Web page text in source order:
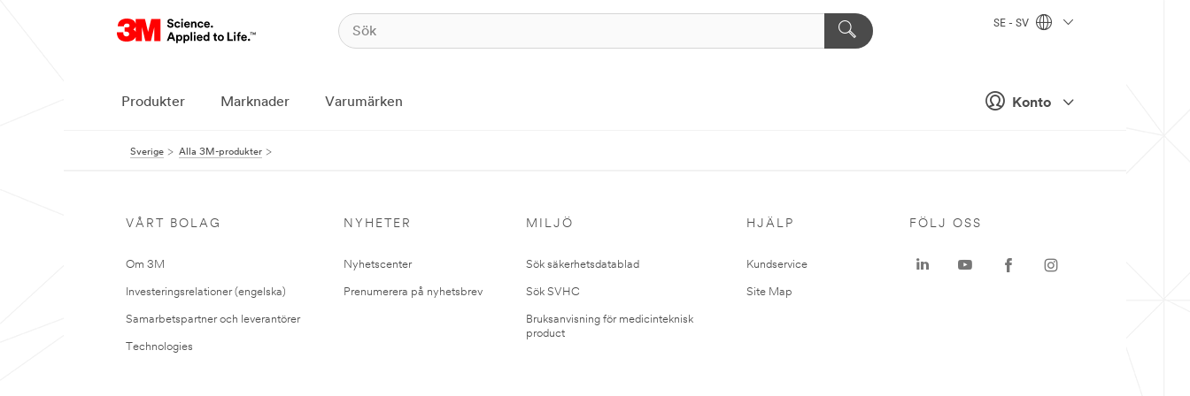
Konto
SE - SV
Produkter Marknader Varumärken
Sverige Alla 3M-produkter
VÅRT BOLAG
Om 3M
Investeringsrelationer (engelska)
Samarbetspartner och leverantörer
Technologies
NYHETER
Nyhetscenter
Prenumerera på nyhetsbrev
MILJÖ
Sök säkerhetsdatablad
Sök SVHC
Bruksanvisning för medicinteknisk
product
HJÄLP
Kundservice
Site Map
FÖLJ OSS